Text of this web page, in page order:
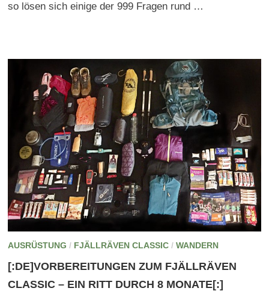
so lösen sich einige der 999 Fragen rund …
AUSRÜSTUNG / FJÄLLRÄVEN CLASSIC/ WANDERN
[:DE]VORBEREITUNGEN ZUM FJÄLLRÄVEN
CLASSIC – EIN RITT DURCH 8 MONATE[:]